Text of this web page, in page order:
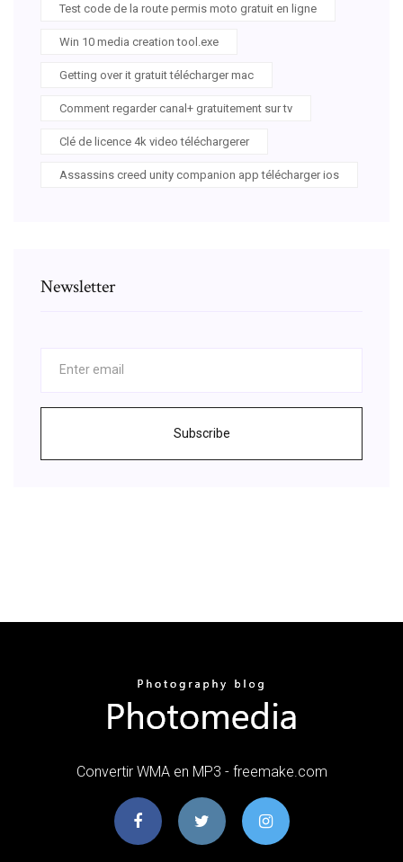
Test code de la route permis moto gratuit en ligne
Win 10 media creation tool.exe
Getting over it gratuit télécharger mac
Comment regarder canal+ gratuitement sur tv
Clé de licence 4k video téléchargerer
Assassins creed unity companion app télécharger ios
Newsletter
Subscribe
Convertir WMA en MP3 - freemake.com